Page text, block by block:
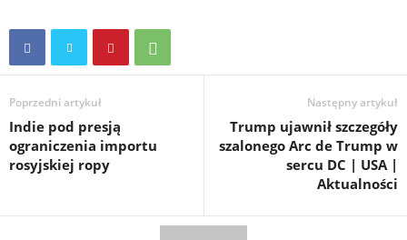
Poprzedni artykuł
Indie pod presją
ograniczenia importu
rosyjskiej ropy
Następny artykuł
Trump ujawnił szczegóły
szalonego Arc de Trump w
sercu DC | USA |
Aktualności